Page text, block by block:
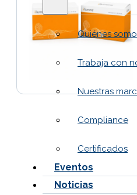
Quiénes
Trabaja con
Nuestras
Compliance
Certificados
Eventos
Noticias